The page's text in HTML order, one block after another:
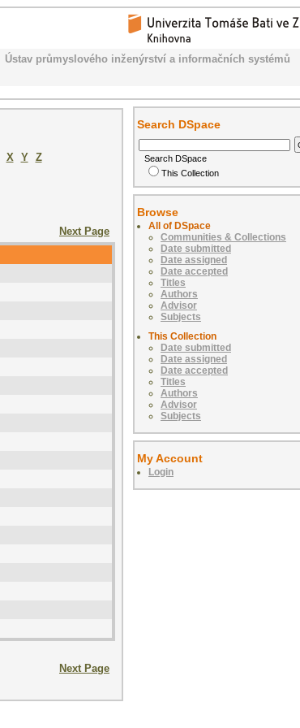
Ústav průmyslového inženýrství a informačních systémů
X Y
Z
Next Page
Next Page
Search DSpace
Search DSpace
This Collection
Browse
All of DSpace
Communities & Collections
Date submitted
Date assigned
Date accepted
Titles
Authors
Advisor
Subjects
This Collection
Date submitted
Date assigned
Date accepted
Titles
Authors
Advisor
Subjects
My Account
Login